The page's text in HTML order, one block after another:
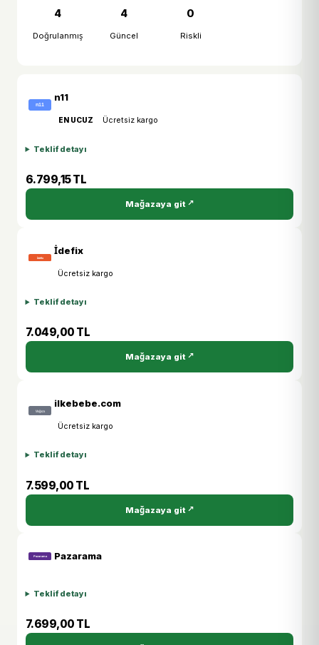
4
Doğrulanmış
4
Güncel
0
Riskli
n11
EN UCUZ Ücretsiz kargo
Teklif detayı
6.799,15 TL
Mağazaya git
İdefix
Ücretsiz kargo
Teklif detayı
7.049,00 TL
Mağazaya git
ilkebebe.com
Ücretsiz kargo
Teklif detayı
7.599,00 TL
Mağazaya git
Pazarama
Teklif detayı
7.699,00 TL